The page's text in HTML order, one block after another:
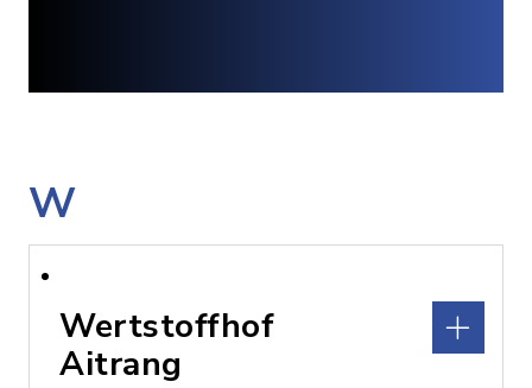
W
Wertstoffhof
Aitrang